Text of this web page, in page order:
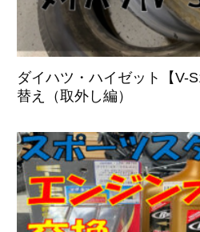
ダイハツ・ハイゼット【V-
替え（取外し編）